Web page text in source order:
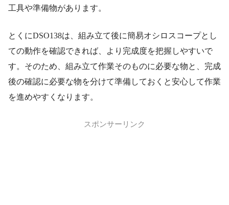
工具や準備物があります。
とくにDSO138は、組み立て後に簡易オシロスコープとし
ての動作を確認できれば、より完成度を把握しやすいで
す。そのため、組み立て作業そのものに必要な物と、完成
後の確認に必要な物を分けて準備しておくと安心して作業
を進めやすくなります。
スポンサーリンク